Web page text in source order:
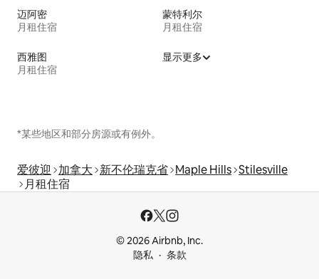
迈阿密
月租住宿
蒙特利尔
月租住宿
西雅图
月租住宿
显示更多
*某些地区和部分房源或有例外。
爱彼迎 加拿大 新不伦瑞克省 Maple Hills Stilesville
月租住宿
© 2026 Airbnb, Inc.
隐私
条款